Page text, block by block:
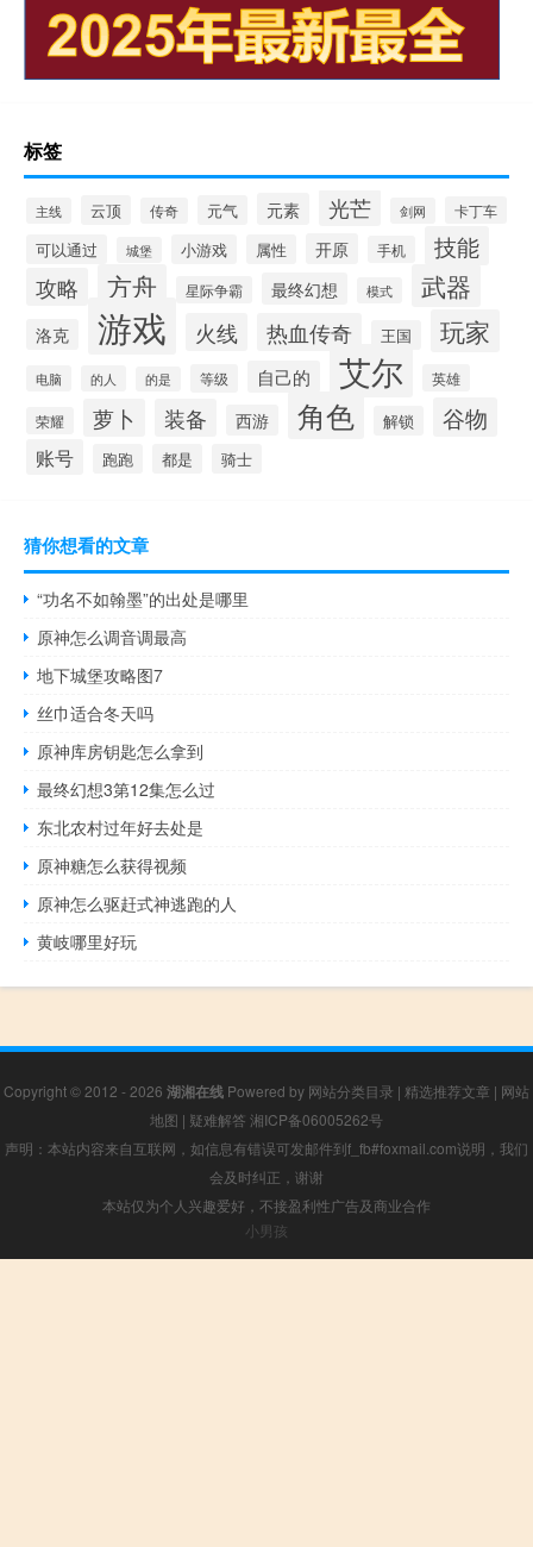
标签
主线 云顶 传奇 元气 元素 光芒 剑网 卡丁车
可以通过 城堡 小游戏 属性 开原 手机 技能
攻略 方舟 星际争霸 最终幻想 模式 武器
洛克 游戏 火线 热血传奇 王国 玩家
电脑 的人 的是 等级 自己的 艾尔 英雄
荣耀 萝卜 装备 西游 角色 解锁 谷物
账号 跑跑 都是 骑士
猜你想看的文章
“功名不如翰墨”的出处是哪里
原神怎么调音调最高
地下城堡攻略图7
丝巾适合冬天吗
原神库房钥匙怎么拿到
最终幻想3第12集怎么过
东北农村过年好去处是
原神糖怎么获得视频
原神怎么驱赶式神逃跑的人
黄岐哪里好玩
Copyright © 2012 - 2026 湖湘在线 Powered by 网站分类目录 | 精选推荐文章 | 网站
地图 | 疑难解答 湘ICP备06005262号
声明：本站内容来自互联网，如信息有错误可发邮件到f_fb#foxmail.com说明，我们
会及时纠正，谢谢
本站仅为个人兴趣爱好，不接盈利性广告及商业合作
小男孩